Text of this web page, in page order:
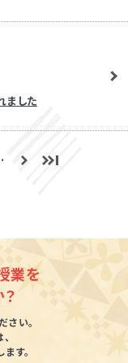
発達ナビ
ワークス
ました
業を
さい。
す。